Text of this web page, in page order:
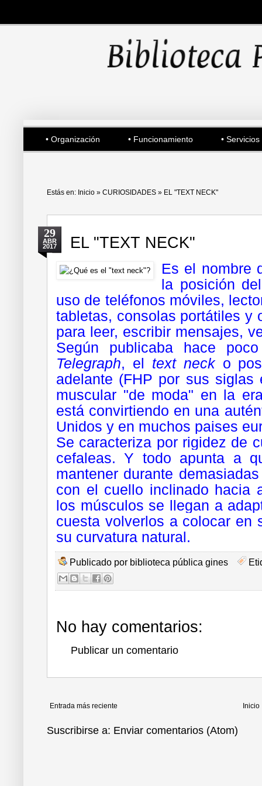
• Organización • Funcionamiento • Servicios
Estás en: Inicio » CURIOSIDADES » EL "TEXT NECK"
29
ABR
2017 EL "TEXT NECK"
Es el nombre
la posición
uso de teléfonos móviles,
tabletas, consolas portátiles y
para leer, escribir mensajes,
Según publicaba hace
Telegraph, el text necko
adelante (FHP por sus
muscular "de moda" en la
está convirtiendo en una
Unidos y en muchos paises
Se caracteriza por rigidez de
cefaleas. Y todo apunta a
mantener durante
con el cuello inclinado hacia
los músculos se llegan a
cuesta volverlos a colocar
su curvatura natural.
Publicado por biblioteca pública gines
No hay comentarios:
Publicar un comentario
Entrada más reciente Inicio
Suscribirse a: Enviar comentarios (Atom)